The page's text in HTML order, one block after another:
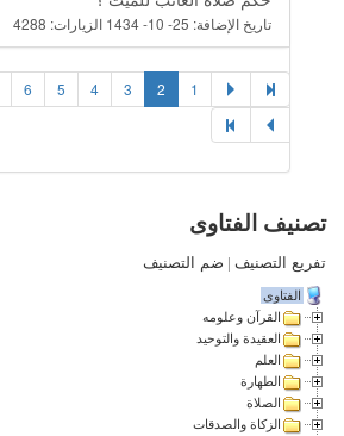
تاريخ الإضافة: 25- 10- 1434 الزيارات: 4288
1
2
3
4
5
6
تصنيف الفتاوى
تفريع التصنيف | ضم التصنيف
الفتاوى
القرآن وعلومه
العقيدة والتوحيد
العلم
الطهارة
الصلاة
الزكاة والصدقات